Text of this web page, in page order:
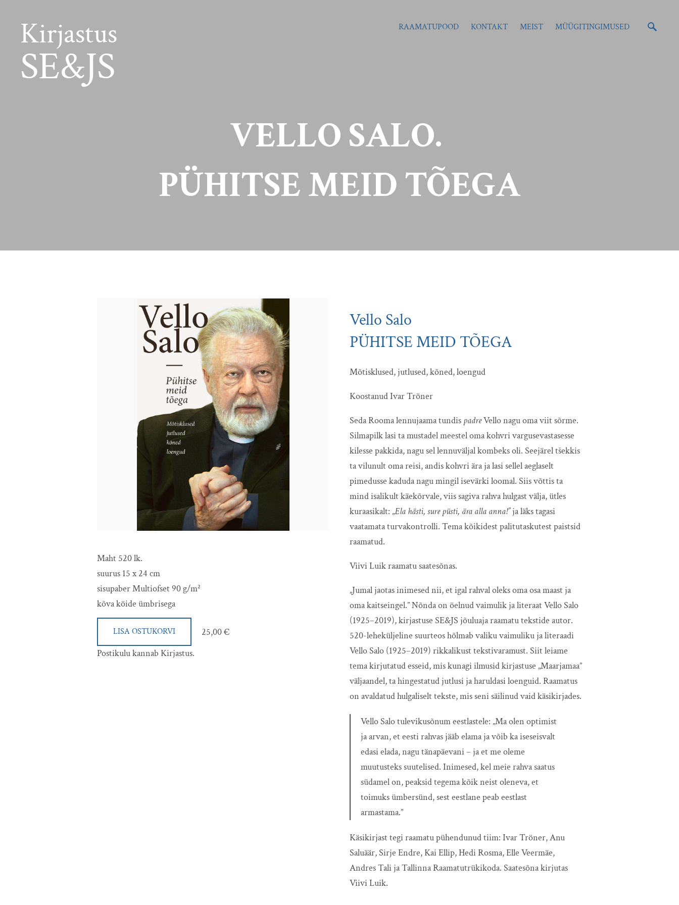
Kirjastus
SE&JS
RAAMATUPOOD KONTAKT MEIST MÜÜGITINGIMUSED
VELLO SALO.
PÜHITSE MEID TÕEGA
Maht 520 lk.
suurus 15 x 24 cm
sisupaber Multiofset 90 g/m²
kõva köide ümbrisega
LISA OSTUKORVI
25,00 €
Postikulu kannab Kirjastus.
Vello Salo
PÜHITSE MEID TÕEGA
Mõtisklused, jutlused, kõned, loengud
Koostanud Ivar Tröner
Seda Rooma lennujaama tundis padreVello nagu oma viit sõrme.
Silmapilk lasi ta mustadel meestel oma kohvri vargusevastasesse
kilesse pakkida, nagu sel lennuväljal kombeks oli. Seejärel tšekkis
ta vilunult oma reisi, andis kohvri ära ja lasi sellel aeglaselt
pimedusse kaduda nagu mingil isevärki loomal. Siis võttis ta
mind isalikult käekõrvale, viis sagiva rahva hulgast välja, ütles
kuraasikalt: „Ela hästi, sure püsti, ära alla anna!”ja läks tagasi
vaatamata turvakontrolli. Tema kõikidest palitutaskutest paistsid
raamatud.
Viivi Luik raamatu saatesõnas.
„Jumal jaotas inimesed nii, et igal rahval oleks oma osa maast ja
oma kaitseingel.” Nõnda on öelnud vaimulik ja literaat Vello Salo
(1925–2019), kirjastuse SE&JS jõuluaja raamatu tekstide autor.
520-leheküljeline suurteos hõlmab valiku vaimuliku ja literaadi
Vello Salo (1925–2019) rikkalikust tekstivaramust. Siit leiame
tema kirjutatud esseid, mis kunagi ilmusid kirjastuse „Maarjamaa”
väljaandel, ta hingestatud jutlusi ja haruldasi loenguid. Raamatus
on avaldatud hulgaliselt tekste, mis seni säilinud vaid käsikirjades.
Vello Salo tulevikusõnum eestlastele: „Ma olen optimist
ja arvan, et eesti rahvas jääb elama ja võib ka iseseisvalt
edasi elada, nagu tänapäevani – ja et me oleme
muutusteks suutelised. Inimesed, kel meie rahva saatus
südamel on, peaksid tegema kõik neist oleneva, et
toimuks ümbersünd, sest eestlane peab eestlast
armastama.”
Käsikirjast tegi raamatu pühendunud tiim: Ivar Tröner, Anu
Saluäär, Sirje Endre, Kai Ellip, Hedi Rosma, Elle Veermäe,
Andres Tali ja Tallinna Raamatutrükikoda. Saatesõna kirjutas
Viivi Luik.